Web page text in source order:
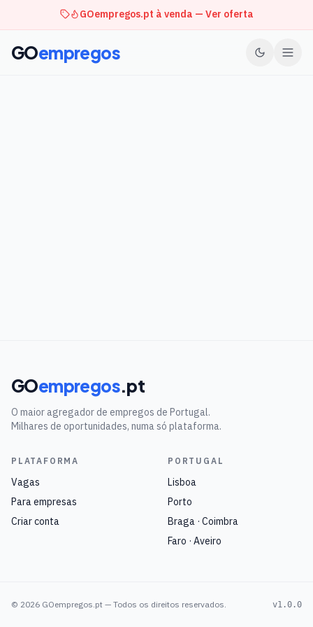
GOempregos.pt à venda — Ver oferta
GOempregos
GOempregos.pt
O maior agregador de empregos de Portugal.
Milhares de oportunidades, numa só plataforma.
PLATAFORMA
Vagas
Para empresas
Criar conta
PORTUGAL
Lisboa
Porto
Braga · Coimbra
Faro · Aveiro
© 2026 GOempregos.pt — Todos os direitos reservados. v1.0.0